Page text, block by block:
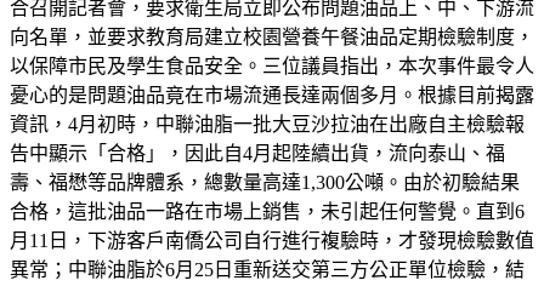
合召開記者會，要求衛生局立即公布問題油品上、中、下游流
向名單，並要求教育局建立校園營養午餐油品定期檢驗制度，
以保障市民及學生食品安全。三位議員指出，本次事件最令人
憂心的是問題油品竟在市場流通長達兩個多月。根據目前揭露
資訊，4月初時，中聯油脂一批大豆沙拉油在出廠自主檢驗報
告中顯示「合格」，因此自4月起陸續出貨，流向泰山、福
壽、福懋等品牌體系，總數量高達1,300公噸。由於初驗結果
合格，這批油品一路在市場上銷售，未引起任何警覺。直到6
月11日，下游客戶南僑公司自行進行複驗時，才發現檢驗數值
異常；中聯油脂於6月25日重新送交第三方公正單位檢驗，結